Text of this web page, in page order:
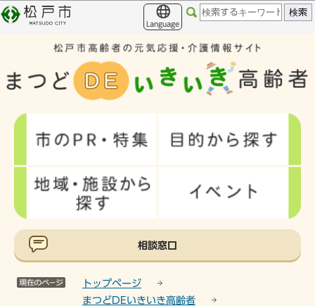
こ
の
の
このページの本文へ移動
Language
相談窓口
トップページ
まつどDEいきいき高齢者